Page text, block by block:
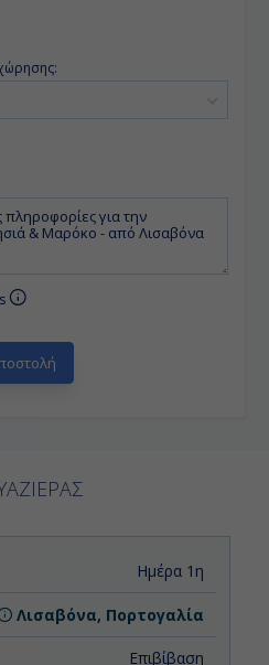
ΑΝΑΧΩΡΗΣΗ
Ημέρα 1η
Λισαβόνα, Πορτογαλία
Επιβίβαση